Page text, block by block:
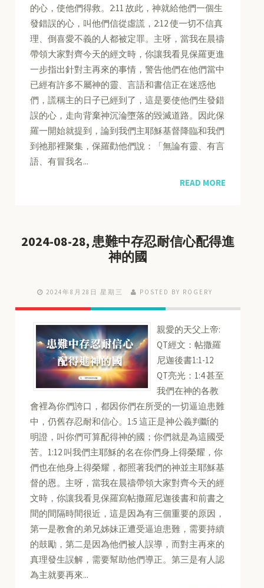
的心，使他們得救。2:11 故此，神就給他們一個生
發錯誤的心，叫他們信從虛謊，2:12 使一切不信真
理、倒喜愛不義的人都被定罪。主呀，當我在晨禱
帶領大家對齊今天的經文時，你讓我看見保羅更進
一步指出針對主再來的事情，警告他們在他們當中
已經有許多不屬神的靈、言語和書信正在迷惑他
們，謊稱主的日子已經到了，這是要使他們生發錯
誤的心，走向背棄神沉淪墮落的毀滅道路。因此保
羅一開始就提到，論到我們主耶穌基督降臨和我們
到祂那裡聚集，保羅勸他們說：「無論有靈、有言
語、有冒我名...
READ MORE
2024-08-28, 患難中存忍耐信心配得進
神的國
2024年8月28日 星期三 POSTED BY ROGERY
親愛的天父上帝:
QT經文：帖撒羅
尼迦後書1:1-12
QT亮光：1:4 甚至
我們在神的各教
會裡為你們誇口，都因你們在所受的一切逼迫患難
中，仍舊存忍耐和信心。1:5 這正是神公義判斷的
明證，叫你們可算配得神的國；你們就是為這國受
苦。1:12 叫我們主耶穌的名在你們身上得榮耀，你
們也在他身上得榮耀，都照著我們的神並主耶穌基
督的恩。主呀，當我在晨禱帶領大家對齊今天的經
文時，你讓我看見保羅寫帖撒羅尼迦後書和前書之
間的間隔時間很近，這是因為有三個重要的原因，
第一是教會的弟兄姊妹正遭受逼迫患難，需要持續
的鼓勵，第二是因為他們被人誤導，而對主再來的
真理發生誤解，需要幫助他們導正。第三是有人認
為主就要再來...